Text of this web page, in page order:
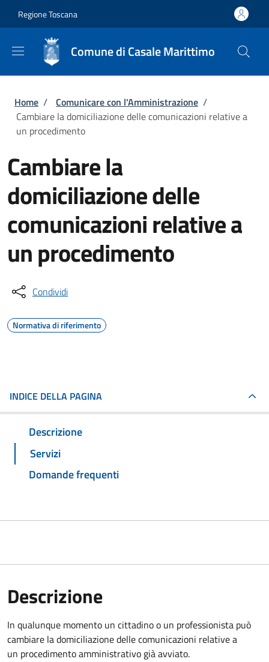
Regione Toscana
Comune di Casale Marittimo
Briciole di pane
Home / Comunicare con l'Amministrazione /
Cambiare la domiciliazione delle comunicazioni relative a
un procedimento
Cambiare la
domiciliazione delle
comunicazioni relative a
un procedimento
Condividi
Normativa di riferimento
INDICE DELLA PAGINA
Descrizione
Servizi
Domande frequenti
Descrizione
In qualunque momento un cittadino o un professionista può
cambiare la domiciliazione delle comunicazioni relative a
un procedimento amministrativo già avviato.